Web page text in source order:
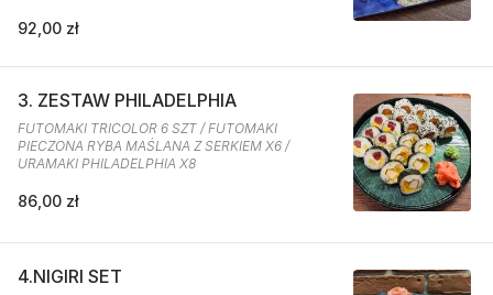
92,00 zł
3. ZESTAW PHILADELPHIA
FUTOMAKI TRICOLOR 6 SZT / FUTOMAKI
PIECZONA RYBA MAŚLANA Z SERKIEM X6 /
URAMAKI PHILADELPHIA X8
86,00 zł
4.NIGIRI SET